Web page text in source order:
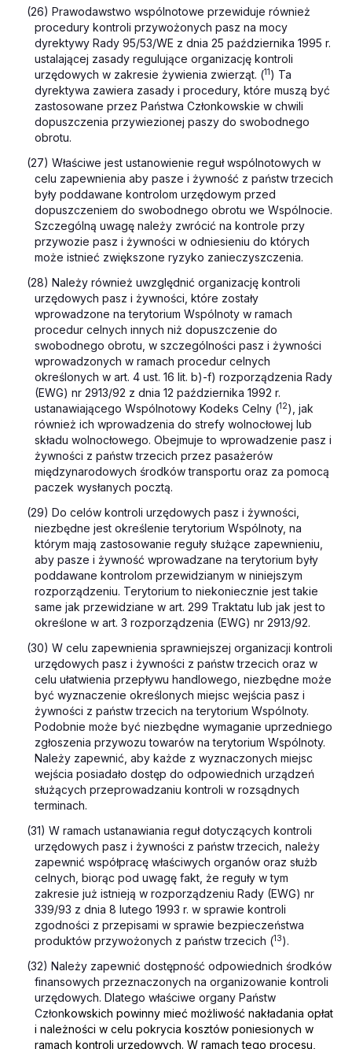
(26) Prawodawstwo wspólnotowe przewiduje również
procedury kontroli przywożonych pasz na mocy
dyrektywy Rady 95/53/WE z dnia 25 października 1995 r.
ustalającej zasady regulujące organizację kontroli
urzędowych w zakresie żywienia zwierząt. (11) Ta
dyrektywa zawiera zasady i procedury, które muszą być
zastosowane przez Państwa Członkowskie w chwili
dopuszczenia przywiezionej paszy do swobodnego
obrotu.
(27) Właściwe jest ustanowienie reguł wspólnotowych w
celu zapewnienia aby pasze i żywność z państw trzecich
były poddawane kontrolom urzędowym przed
dopuszczeniem do swobodnego obrotu we Wspólnocie.
Szczególną uwagę należy zwrócić na kontrole przy
przywozie pasz i żywności w odniesieniu do których
może istnieć zwiększone ryzyko zanieczyszczenia.
(28) Należy również uwzględnić organizację kontroli
urzędowych pasz i żywności, które zostały
wprowadzone na terytorium Wspólnoty w ramach
procedur celnych innych niż dopuszczenie do
swobodnego obrotu, w szczególności pasz i żywności
wprowadzonych w ramach procedur celnych
określonych w art. 4 ust. 16 lit. b)-f) rozporządzenia Rady
(EWG) nr 2913/92 z dnia 12 października 1992 r.
ustanawiającego Wspólnotowy Kodeks Celny (12), jak
również ich wprowadzenia do strefy wolnocłowej lub
składu wolnocłowego. Obejmuje to wprowadzenie pasz i
żywności z państw trzecich przez pasażerów
międzynarodowych środków transportu oraz za pomocą
paczek wysłanych pocztą.
(29) Do celów kontroli urzędowych pasz i żywności,
niezbędne jest określenie terytorium Wspólnoty, na
którym mają zastosowanie reguły służące zapewnieniu,
aby pasze i żywność wprowadzane na terytorium były
poddawane kontrolom przewidzianym w niniejszym
rozporządzeniu. Terytorium to niekoniecznie jest takie
same jak przewidziane w art. 299 Traktatu lub jak jest to
określone w art. 3 rozporządzenia (EWG) nr 2913/92.
(30) W celu zapewnienia sprawniejszej organizacji kontroli
urzędowych pasz i żywności z państw trzecich oraz w
celu ułatwienia przepływu handlowego, niezbędne może
być wyznaczenie określonych miejsc wejścia pasz i
żywności z państw trzecich na terytorium Wspólnoty.
Podobnie może być niezbędne wymaganie uprzedniego
zgłoszenia przywozu towarów na terytorium Wspólnoty.
Należy zapewnić, aby każde z wyznaczonych miejsc
wejścia posiadało dostęp do odpowiednich urządzeń
służących przeprowadzaniu kontroli w rozsądnych
terminach.
(31) W ramach ustanawiania reguł dotyczących kontroli
urzędowych pasz i żywności z państw trzecich, należy
zapewnić współpracę właściwych organów oraz służb
celnych, biorąc pod uwagę fakt, że reguły w tym
zakresie już istnieją w rozporządzeniu Rady (EWG) nr
339/93 z dnia 8 lutego 1993 r. w sprawie kontroli
zgodności z przepisami w sprawie bezpieczeństwa
produktów przywożonych z państw trzecich (13).
(32) Należy zapewnić dostępność odpowiednich środków
finansowych przeznaczonych na organizowanie kontroli
urzędowych. Dlatego właściwe organy Państw
Członkowskich powinny mieć możliwość nakładania opłat
i należności w celu pokrycia kosztów poniesionych w
ramach kontroli urzędowych. W ramach tego procesu,